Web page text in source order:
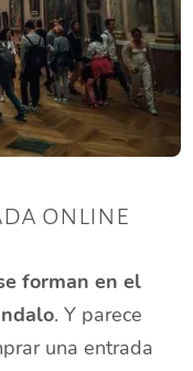
online
forman en el
. Y parece
una entrada